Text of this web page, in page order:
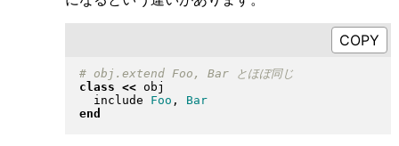
class << obj
  include
Foo , Bar
end